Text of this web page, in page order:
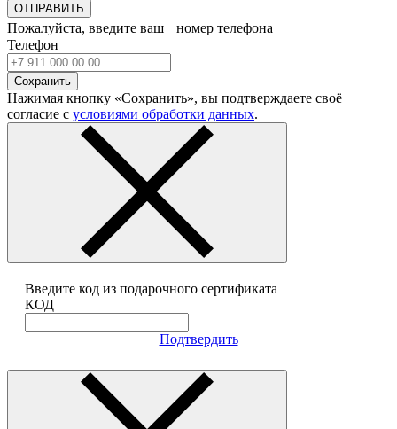
ОТПРАВИТЬ
Пожалуйста, введите ваш номер телефона
Телефон
Сохранить
Нажимая кнопку «Сохранить», вы подтверждаете своё
согласие с условиями обработки данных.
Введите код из подарочного сертификата
КОД
Подтвердить